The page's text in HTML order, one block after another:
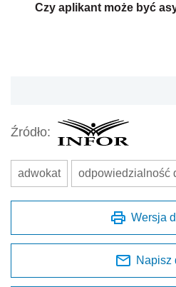
Czy aplikant może być
Źródło:
adwokat odpowiedzialność
Wersja
Napisz